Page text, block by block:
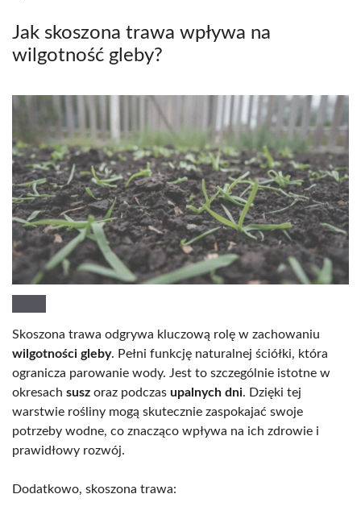
Jak skoszona trawa wpływa na
wilgotność gleby?
Skoszona trawa odgrywa kluczową rolę w zachowaniu
wilgotności gleby. Pełni funkcję naturalnej ściółki, która
ogranicza parowanie wody. Jest to szczególnie istotne w
okresach susz oraz podczas upalnych dni. Dzięki tej
warstwie rośliny mogą skutecznie zaspokajać swoje
potrzeby wodne, co znacząco wpływa na ich zdrowie i
prawidłowy rozwój.
Dodatkowo, skoszona trawa: